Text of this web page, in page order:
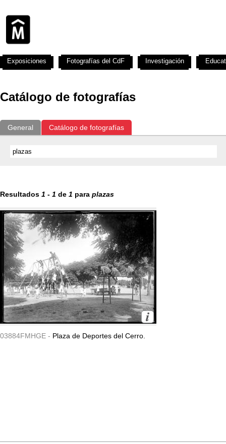
Catálogo de fotografías
General Catálogo de fotografías
Resultados 1 - 1 de 1 para plazas
03884FMHGE - Plaza de Deportes del Cerro.
Exposiciones Fotografías del CdF Investigación